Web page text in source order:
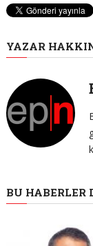
YAZAR
BU HABERLER